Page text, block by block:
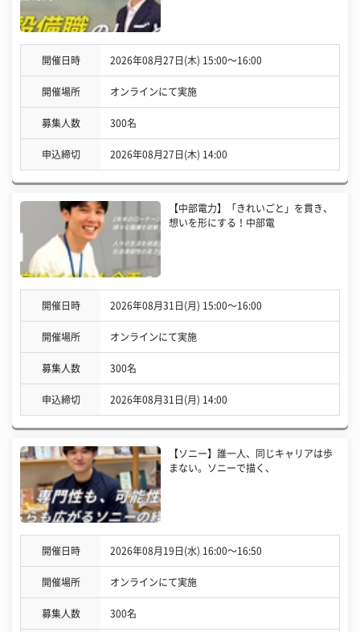
開催日時 2026年08月27日(木) 15:00〜16:00
開催場所 オンラインにて実施
募集人数 300名
申込締切 2026年08月27日(木) 14:00
【中部電力】「きれいごと」を貫き、
想いを形にする！中部電
開催日時 2026年08月31日(月) 15:00〜16:00
開催場所 オンラインにて実施
募集人数 300名
申込締切 2026年08月31日(月) 14:00
【ソニー】誰一人、同じキャリアは歩
まない。ソニーで描く、
開催日時 2026年08月19日(水) 16:00〜16:50
開催場所 オンラインにて実施
募集人数 300名